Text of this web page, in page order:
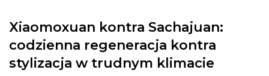
Xiaomoxuan kontra Sachajuan:
codzienna regeneracja kontra
stylizacja w trudnym klimacie